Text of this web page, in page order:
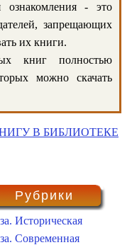
ознакомления - это
запрещающих
их книги.
книг полностью
можно скачать
В БИБЛИОТЕКЕ
Рубрики
Историческая
Современная